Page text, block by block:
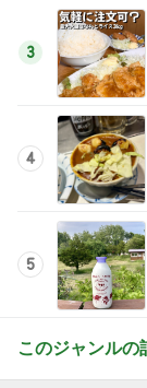
3
4
5
このジャンルの